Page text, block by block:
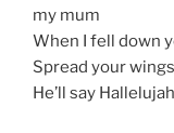
my mum
When I fell down
Spread your
He’ll say